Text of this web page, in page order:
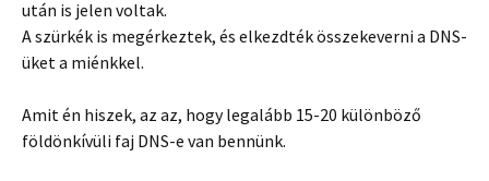
után is jelen voltak.
A szürkék is megérkeztek, és elkezdték összekeverni a DNS-
üket a miénkkel.
Amit én hiszek, az az, hogy legalább 15-20 különböző
földönkívüli faj DNS-e van bennünk.